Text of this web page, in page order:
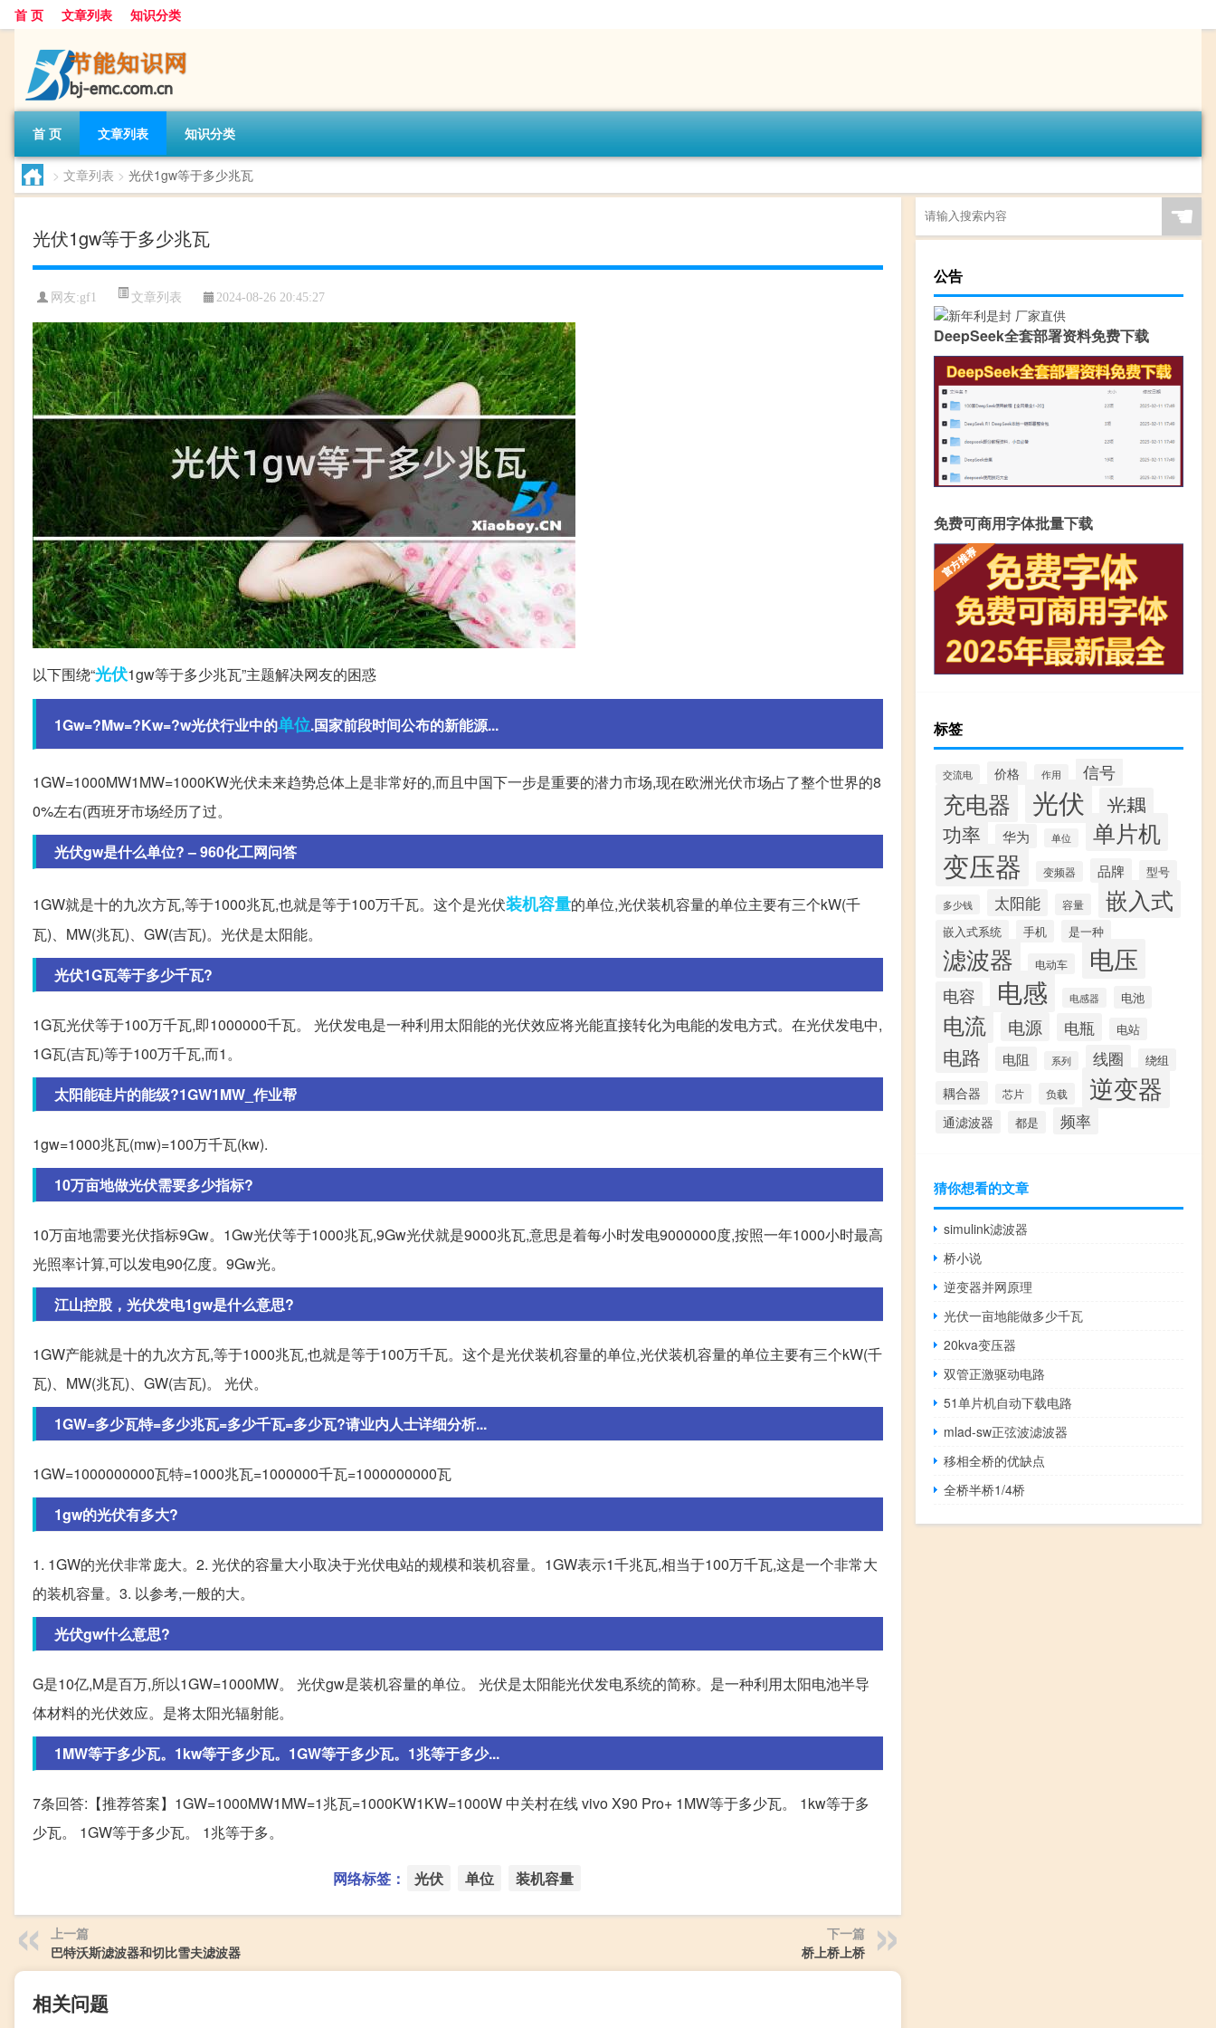
首 页 文章列表 知识分类
首 页 文章列表 知识分类
> 文章列表 > 光伏1gw等于多少兆瓦
光伏1gw等于多少兆瓦
网友:gf1 文章列表 2024-08-26 20:45:27
以下围绕“光伏1gw等于多少兆瓦”主题解决网友的困惑
1Gw=?Mw=?Kw=?w光伏行业中的单位.国家前段时间公布的新能源...
1GW=1000MW1MW=1000KW光伏未来趋势总体上是非常好的,而且中国下一步是重要的潜力市场,现在欧洲光伏市场占了整个世界的8
0%左右(西班牙市场经历了过。
光伏gw是什么单位? – 960化工网问答
1GW就是十的九次方瓦,等于1000兆瓦,也就是等于100万千瓦。这个是光伏装机容量的单位,光伏装机容量的单位主要有三个kW(千
瓦)、MW(兆瓦)、GW(吉瓦)。光伏是太阳能。
光伏1G瓦等于多少千瓦?
1G瓦光伏等于100万千瓦,即1000000千瓦。 光伏发电是一种利用太阳能的光伏效应将光能直接转化为电能的发电方式。在光伏发电中,
1G瓦(吉瓦)等于100万千瓦,而1。
太阳能硅片的能级?1GW1MW_作业帮
1gw=1000兆瓦(mw)=100万千瓦(kw).
10万亩地做光伏需要多少指标?
10万亩地需要光伏指标9Gw。1Gw光伏等于1000兆瓦,9Gw光伏就是9000兆瓦,意思是着每小时发电9000000度,按照一年1000小时最高
光照率计算,可以发电90亿度。9Gw光。
江山控股，光伏发电1gw是什么意思?
1GW产能就是十的九次方瓦,等于1000兆瓦,也就是等于100万千瓦。这个是光伏装机容量的单位,光伏装机容量的单位主要有三个kW(千
瓦)、MW(兆瓦)、GW(吉瓦)。 光伏。
1GW=多少瓦特=多少兆瓦=多少千瓦=多少瓦?请业内人士详细分析...
1GW=1000000000瓦特=1000兆瓦=1000000千瓦=1000000000瓦
1gw的光伏有多大?
1. 1GW的光伏非常庞大。2. 光伏的容量大小取决于光伏电站的规模和装机容量。1GW表示1千兆瓦,相当于100万千瓦,这是一个非常大
的装机容量。3. 以参考,一般的大。
光伏gw什么意思?
G是10亿,M是百万,所以1GW=1000MW。 光伏gw是装机容量的单位。 光伏是太阳能光伏发电系统的简称。是一种利用太阳电池半导
体材料的光伏效应。是将太阳光辐射能。
1MW等于多少瓦。1kw等于多少瓦。1GW等于多少瓦。1兆等于多少...
7条回答:【推荐答案】1GW=1000MW1MW=1兆瓦=1000KW1KW=1000W 中关村在线 vivo X90 Pro+ 1MW等于多少瓦。 1kw等于多
少瓦。 1GW等于多少瓦。 1兆等于多。
网络标签： 光伏 单位 装机容量
上一篇
巴特沃斯滤波器和切比雪夫滤波器
下一篇
桥上桥上桥
相关问题
☚
公告
DeepSeek全套部署资料免费下载
免费可商用字体批量下载
标签
交流电 价格 作用 信号
充电器 光伏
光耦
功率
华为 单位 单片机
变压器 变频器 品牌 型号
多少钱 太阳能 容量 嵌入式
嵌入式系统 手机 是一种
滤波器 电动车 电压
电容 电感 电感器 电池
电流 电源 电瓶 电站
电路 电阻 系列 线圈 绕组
耦合器 芯片 负载 逆变器
通滤波器 都是 频率
猜你想看的文章
simulink滤波器
桥小说
逆变器并网原理
光伏一亩地能做多少千瓦
20kva变压器
双管正激驱动电路
51单片机自动下载电路
mlad-sw正弦波滤波器
移相全桥的优缺点
全桥半桥1/4桥